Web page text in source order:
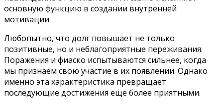
основную функцию в создании внутренней
мотивации.
Любопытно, что долг повышает не только
позитивные, но и неблагоприятные переживания.
Поражения и фиаско испытываются сильнее, когда
мы признаем свою участие в их появлении. Однако
именно эта характеристика превращает
последующие достижения еще более приятными.